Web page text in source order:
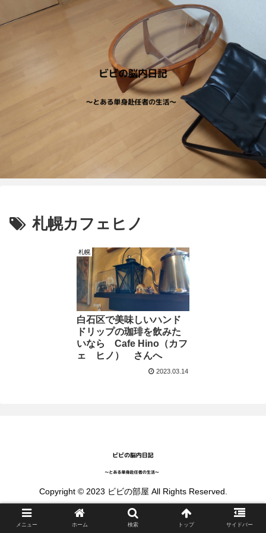
札幌カフェヒノ
札幌
白石区で美味しいハンド
ドリップの珈琲を飲みた
いなら Cafe Hino（カフ
ェ ヒノ） さんへ
2023.03.14
Copyright © 2023 ビビの部屋 All Rights Reserved.
メニュー ホーム 検索 トップ サイドバー